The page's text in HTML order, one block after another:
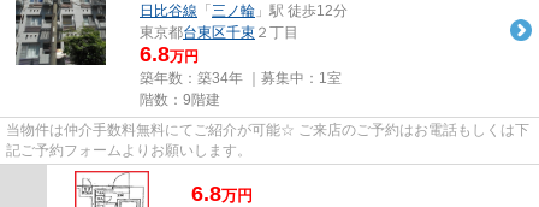
日比谷線 「 三ノ輪 」駅 徒歩12分
東京都台東区千束 ２丁目
6.8万円
築年数：築34年 ｜募集中： 1室
階数：9階建
当物件は仲介手数料無料にてご紹介が可能☆ ご来店のご予約はお電話もしくは下
記ご予約フォームよりお願いします。
6.8万円